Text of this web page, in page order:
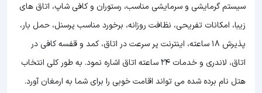
سیستم گرمایشی و سرمایشی مناسب، رستوران و کافی شاپ، اتاق های
زیبا، امکانات تفریحی، نظافت روزانه، برخورد مناسب پرسنل، حمل بار،
پذیرش 18 ساعته، اینترنت پر سرعت در اتاق، کمد و قفسه کافی در
اتاق، لاندری و خدمات 24 ساعته اتاق اشاره نمود. به طور کلی انتخاب
هتل نام برده شده می تواند اقامت خوبی را برای شما به ارمغان آورد.